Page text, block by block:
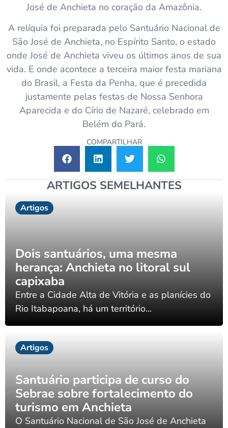
José de Anchieta no coração da Amazônia.
A relíquia foi preparada pelo Santuário Nacional de
São José de Anchieta, no Espírito Santo, o estado
onde José de Anchieta viveu os últimos anos de sua
vida. E onde acontece a terceira maior festa mariana
do Brasil, a Festa da Penha, que é precedida
justamente pelas festas de Nossa Senhora
Aparecida e do Círio de Nazaré, celebrado em
Belém do Pará.
COMPARTILHAR
ARTIGOS SEMELHANTES
Artigos
Dois santuários, uma mesma
herança: Anchieta no litoral sul
capixaba
Entre a Cidade Alta de Vitória e as planícies do
Rio Itabapoana, há um território...
Artigos
Santuário participa de curso do
Sebrae sobre fortalecimento do
turismo em Anchieta
O Santuário Nacional de São José de Anchieta